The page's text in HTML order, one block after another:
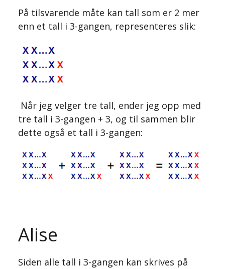
På tilsvarende måte kan tall som er 2 mer
enn et tall i 3-gangen, representeres slik:
​​​​ Når jeg velger tre tall, ender jeg opp med
tre tall i 3-gangen + 3, og til sammen blir
dette også et tall i 3-gangen:
Alise
Siden alle tall i 3-gangen kan skrives på